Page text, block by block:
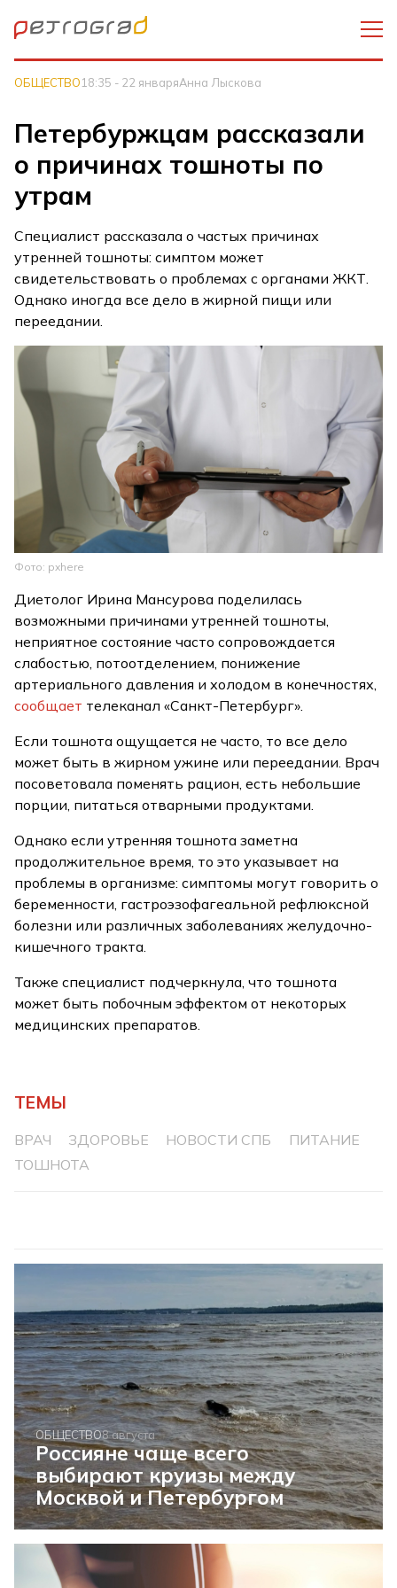
ОБЩЕСТВО18:35 - 22 январяАнна Лыскова
Петербуржцам рассказали
о причинах тошноты по
утрам
Специалист рассказала о частых причинах
утренней тошноты: симптом может
свидетельствовать о проблемах с органами ЖКТ.
Однако иногда все дело в жирной пищи или
переедании.
Фото: pxhere
Диетолог Ирина Мансурова поделилась
возможными причинами утренней тошноты,
неприятное состояние часто сопровождается
слабостью, потоотделением, понижение
артериального давления и холодом в конечностях,
сообщает телеканал «Санкт-Петербург».
Если тошнота ощущается не часто, то все дело
может быть в жирном ужине или переедании. Врач
посоветовала поменять рацион, есть небольшие
порции, питаться отварными продуктами.
Однако если утренняя тошнота заметна
продолжительное время, то это указывает на
проблемы в организме: симптомы могут говорить о
беременности, гастроэзофагеальной рефлюксной
болезни или различных заболеваниях желудочно-
кишечного тракта.
Также специалист подчеркнула, что тошнота
может быть побочным эффектом от некоторых
медицинских препаратов.
ТЕМЫ
ВРАЧ ЗДОРОВЬЕ НОВОСТИ СПБ
ПИТАНИЕ
ТОШНОТА
ОБЩЕСТВО8 августа
Россияне чаще всего
выбирают круизы между
Москвой и Петербургом